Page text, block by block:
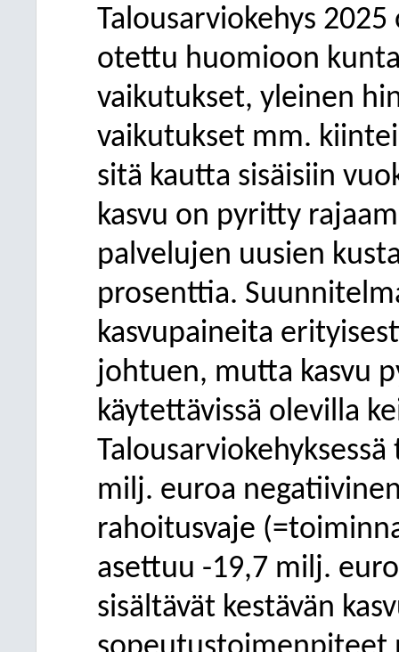
Talousarviokehys
otettu huomioon
vaikutukset, yleinen
vaikutukset mm.
sitä kautta sisäisiin
kasvu on pyritty
palvelujen uusien
prosenttia.
kasvupaineita
johtuen, mutta kasvu
käytettävissä olevilla
milj. euroa
rahoitusvaje
asettuu -19,7 milj.
sisältävät kestävän